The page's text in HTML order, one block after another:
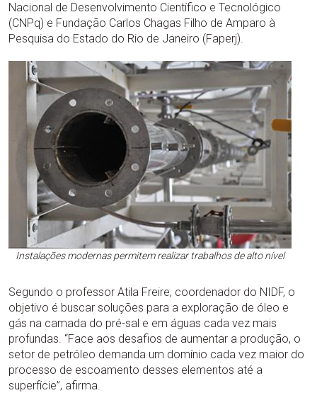
Nacional de Desenvolvimento Científico e Tecnológico
(CNPq) e Fundação Carlos Chagas Filho de Amparo à
Pesquisa do Estado do Rio de Janeiro (Faperj).
Instalações modernas permitem realizar trabalhos de alto nível
Segundo o professor Atila Freire, coordenador do NIDF, o
objetivo é buscar soluções para a exploração de óleo e
gás na camada do pré-sal e em águas cada vez mais
profundas. “Face aos desafios de aumentar a produção, o
setor de petróleo demanda um domínio cada vez maior do
processo de escoamento desses elementos até a
superfície”, afirma.